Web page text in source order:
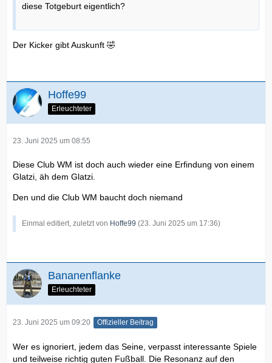
diese Totgeburt eigentlich?
Der Kicker gibt Auskunft 🤣
Hoffe99
Erleuchteter
23. Juni 2025 um 08:55
Diese Club WM ist doch auch wieder eine Erfindung von einem
Glatzi, äh dem Glatzi.
Den und die Club WM baucht doch niemand
Einmal editiert, zuletzt von Hoffe99 (23. Juni 2025 um 17:36)
Bananenflanke
Erleuchteter
23. Juni 2025 um 09:20 Offizieller Beitrag
Wer es ignoriert, jedem das Seine, verpasst interessante Spiele
und teilweise richtig guten Fußball. Die Resonanz auf den